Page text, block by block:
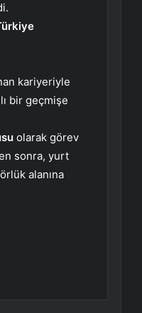
kariyeriyle
bir geçmişe
olarak görev
sonra, yurt
alanına